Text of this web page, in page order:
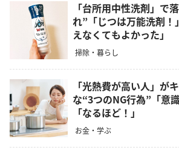
「台所用中性洗剤」で
れ”「じつは万能洗剤！
えなくてもよかった」
掃除・暮らし
「光熱費が高い人」が
な“3つのNG行為”「意
「なるほど！」
お金・学ぶ